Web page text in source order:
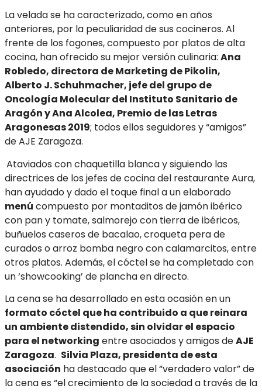
La velada se ha caracterizado, como en años
anteriores, por la peculiaridad de sus cocineros. Al
frente de los fogones, compuesto por platos de alta
cocina, han ofrecido su mejor versión culinaria: Ana
Robledo, directora de Marketing de Pikolin,
Alberto J. Schuhmacher, jefe del grupo de
Oncología Molecular del Instituto Sanitario de
Aragón y Ana Alcolea, Premio de las Letras
Aragonesas 2019; todos ellos seguidores y “amigos”
de AJE Zaragoza.
Ataviados con chaquetilla blanca y siguiendo las
directrices de los jefes de cocina del restaurante Aura,
han ayudado y dado el toque final a un elaborado
menú compuesto por montaditos de jamón ibérico
con pan y tomate, salmorejo con tierra de ibéricos,
buñuelos caseros de bacalao, croqueta pera de
curados o arroz bomba negro con calamarcitos, entre
otros platos. Además, el cóctel se ha completado con
un ‘showcooking’ de plancha en directo.
La cena se ha desarrollado en esta ocasión en un
formato cóctel que ha contribuido a que reinara
un ambiente distendido, sin olvidar el espacio
para el networking entre asociados y amigos deAJE
Zaragoza. Silvia Plaza, presidenta de esta
asociación ha destacado que el “verdadero valor” de
la cena es “el crecimiento de la sociedad a través de la